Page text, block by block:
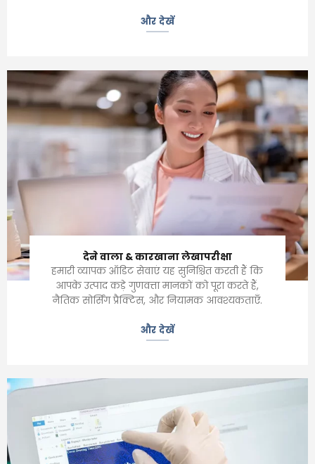
और देखें
देने वाला & कारखाना लेखापरीक्षा
हमारी व्यापक ऑडिट सेवाएं यह सुनिश्चित करती हैं कि
आपके उत्पाद कड़े गुणवत्ता मानकों को पूरा करते हैं,
नैतिक सोर्सिंग प्रैक्टिस, और नियामक आवश्यकताएँ.
और देखें